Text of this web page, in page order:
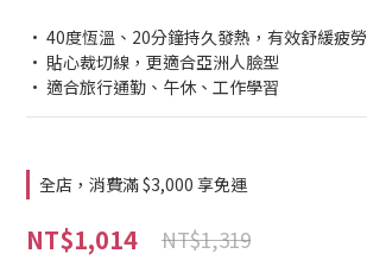
• 40度恆溫、20分鐘持久發熱，有效舒緩疲勞
• 貼心裁切線，更適合亞洲人臉型
• 適合旅行通勤、午休、工作學習
全店，消費滿 $3,000 享免運
NT$1,014 NT$1,319